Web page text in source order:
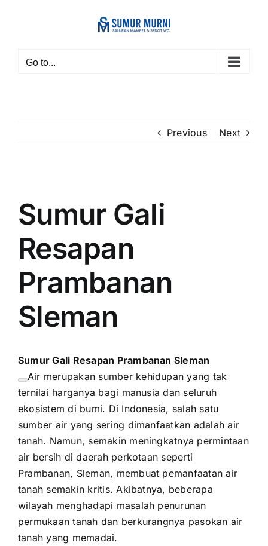
Go to...
Previous Next
Larger
Image
Sumur Gali
Resapan
Prambanan
Sleman
Sumur Gali Resapan Prambanan Sleman
Air merupakan sumber kehidupan yang tak
ternilai harganya bagi manusia dan seluruh
ekosistem di bumi. Di Indonesia, salah satu
sumber air yang sering dimanfaatkan adalah air
tanah. Namun, semakin meningkatnya permintaan
air bersih di daerah perkotaan seperti
Prambanan, Sleman, membuat pemanfaatan air
tanah semakin kritis. Akibatnya, beberapa
wilayah menghadapi masalah penurunan
permukaan tanah dan berkurangnya pasokan air
tanah yang memadai.